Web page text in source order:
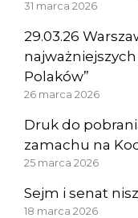
31 marca 2026
29.03.26
Polaków”
26 marca 2026
Druk do
zamachu na
25 marca 2026
Sejm i senat
18 marca 2026